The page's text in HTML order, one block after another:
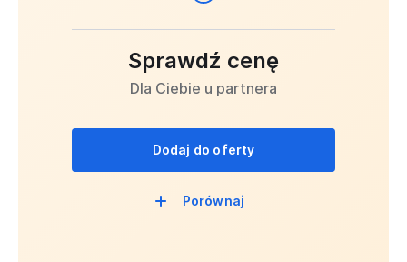
Sprawdź cenę
Dla Ciebie u partnera
Dodaj do oferty
Porównaj